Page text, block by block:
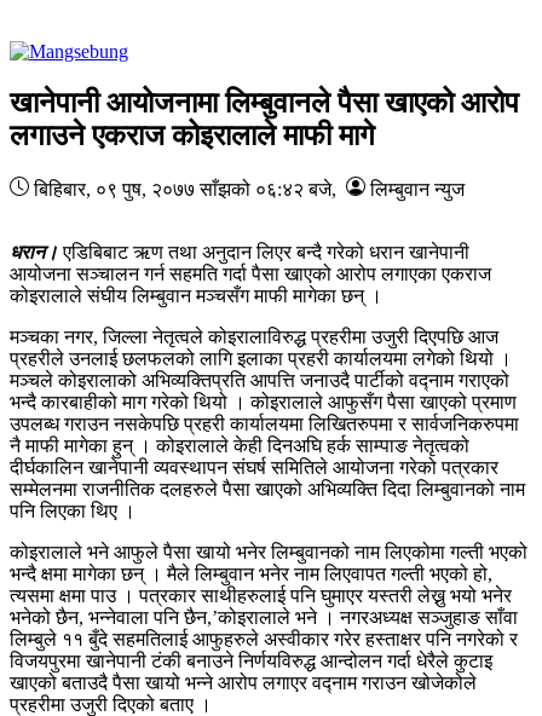
खानेपानी आयोजनामा लिम्बुवानले पैसा खाएको आरोप
लगाउने एकराज कोइरालाले माफी मागे
बिहिबार, ०९ पुष, २०७७साँझको ०६:४२ बजे, लिम्बुवान न्युज
धरान। एडिबिबाट ऋण तथा अनुदान लिएर बन्दै गरेको धरान खानेपानी
आयोजना सञ्चालन गर्न सहमति गर्दा पैसा खाएको आरोप लगाएका एकराज
कोइरालाले संघीय लिम्बुवान मञ्चसँग माफी मागेका छन् ।
मञ्चका नगर, जिल्ला नेतृत्वले कोइरालाविरुद्ध प्रहरीमा उजुरी दिएपछि आज
प्रहरीले उनलाई छलफलको लागि इलाका प्रहरी कार्यालयमा लगेको थियो ।
मञ्चले कोइरालाको अभिव्यक्तिप्रति आपत्ति जनाउदै पार्टीको वद्नाम गराएको
भन्दै कारबाहीको माग गरेको थियो । कोइरालाले आफुसँग पैसा खाएको प्रमाण
उपलब्ध गराउन नसकेपछि प्रहरी कार्यालयमा लिखितरुपमा र सार्वजनिकरुपमा
नै माफी मागेका हुन् । कोइरालाले केही दिनअघि हर्क साम्पाङ नेतृत्वको
दीर्घकालिन खानेपानी व्यवस्थापन संघर्ष समितिले आयोजना गरेको पत्रकार
सम्मेलनमा राजनीतिक दलहरुले पैसा खाएको अभिव्यक्ति दिदा लिम्बुवानको नाम
पनि लिएका थिए ।
कोइरालाले भने आफुले पैसा खायो भनेर लिम्बुवानको नाम लिएकोमा गल्ती भएको
भन्दै क्षमा मागेका छन् । मैले लिम्बुवान भनेर नाम लिएवापत गल्ती भएको हो,
त्यसमा क्षमा पाउ । पत्रकार साथीहरुलाई पनि घुमाएर यस्तरी लेख्नु भयो भनेर
भनेको छैन, भन्नेवाला पनि छैन,’कोइरालाले भने । नगरअध्यक्ष सञ्जुहाङ साँवा
लिम्बुले ११ बुँदे सहमतिलाई आफुहरुले अस्वीकार गरेर हस्ताक्षर पनि नगरेको र
विजयपुरमा खानेपानी टंकी बनाउने निर्णयविरुद्ध आन्दोलन गर्दा धेरैले कुटाइ
खाएको बताउदै पैसा खायो भन्ने आरोप लगाएर वद्नाम गराउन खोजेकोले
प्रहरीमा उजुरी दिएको बताए ।